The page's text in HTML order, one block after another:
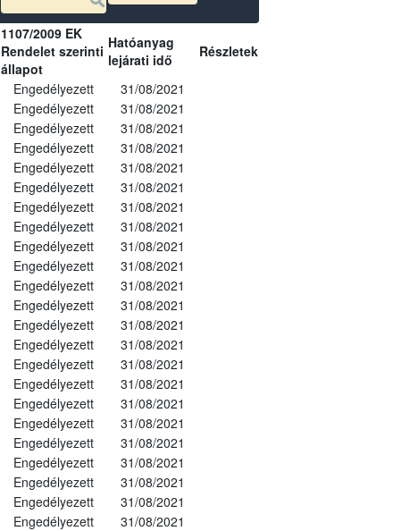
1107/2009 EK
Rendelet szerinti
állapot
Hatóanyag
lejárati idő
Részletek
Engedélyezett
31/08/2021
Engedélyezett
31/08/2021
Engedélyezett
31/08/2021
Engedélyezett
31/08/2021
Engedélyezett
31/08/2021
Engedélyezett
31/08/2021
Engedélyezett
31/08/2021
Engedélyezett
31/08/2021
Engedélyezett
31/08/2021
Engedélyezett
31/08/2021
Engedélyezett
31/08/2021
Engedélyezett
31/08/2021
Engedélyezett
31/08/2021
Engedélyezett
31/08/2021
Engedélyezett
31/08/2021
Engedélyezett
31/08/2021
Engedélyezett
31/08/2021
Engedélyezett
31/08/2021
Engedélyezett
31/08/2021
Engedélyezett
31/08/2021
Engedélyezett
31/08/2021
Engedélyezett
31/08/2021
Engedélyezett 31/08/2021